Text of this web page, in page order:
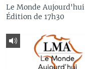
Le Monde Aujourd'hui
Édition de 17h30